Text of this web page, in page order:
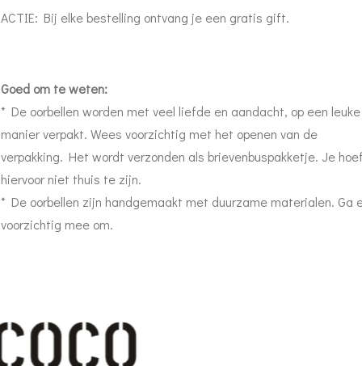
ACTIE: Bij elke bestelling ontvang je een gratis gift.
Goed om te weten:
* De oorbellen worden met veel liefde en aandacht, op een leuke
manier verpakt. Wees voorzichtig met het openen van de
verpakking. Het wordt verzonden als brievenbuspakketje. Je
hiervoor niet thuis te zijn.
* De oorbellen zijn handgemaakt met duurzame materialen. Ga
voorzichtig mee om.